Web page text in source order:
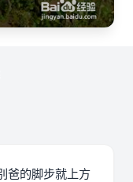
爸的脚步就上方